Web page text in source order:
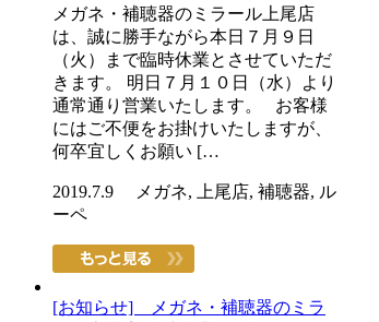
メガネ・補聴器のミラール上尾店
は、誠に勝手ながら本日７月９日
（火）まで臨時休業とさせていただ
きます。 明日７月１０日（水）より
通常通り営業いたします。 お客様
にはご不便をお掛けいたしますが、
何卒宜しくお願い […
2019.7.9 メガネ, 上尾店, 補聴器, ル
ーペ
[お知らせ] メガネ・補聴器のミラ